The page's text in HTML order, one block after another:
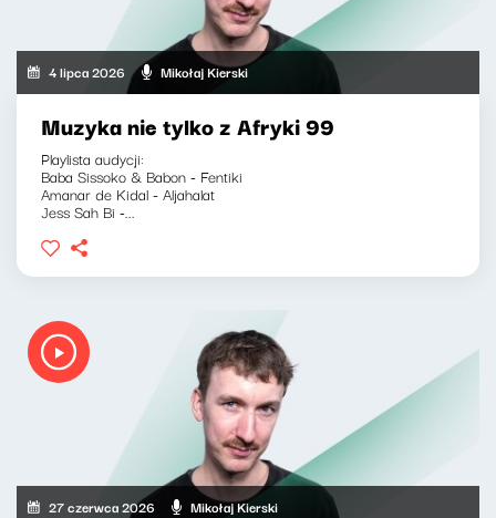
4 lipca 2026 Mikołaj Kierski
Muzyka nie tylko z Afryki 99
Playlista audycji:
Baba Sissoko & Babon - Fentiki
Amanar de Kidal - Aljahalat
Jess Sah Bi -...
27 czerwca 2026 Mikołaj Kierski